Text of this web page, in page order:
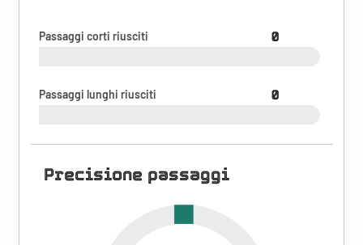
Passaggi corti riusciti 0
Passaggi lunghi riusciti 0
Precisione passaggi